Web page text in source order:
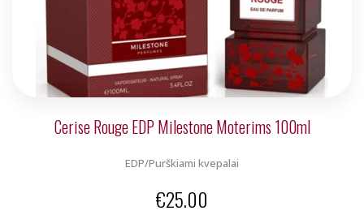
Cerise Rouge EDP Milestone Moterims 100ml
EDP/Purškiami kvepalai
€25.00